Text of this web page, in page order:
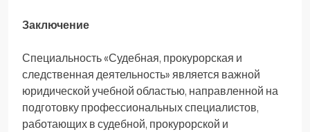
Заключение
Специальность «Судебная, прокурорская и
следственная деятельность» является важной
юридической учебной областью, направленной на
подготовку профессиональных специалистов,
работающих в судебной, прокурорской и